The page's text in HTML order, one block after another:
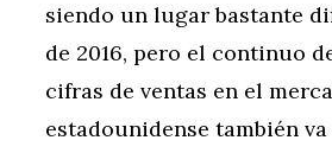
siendo un lugar bastante
de 2016, pero el continuo
cifras de ventas en el
estadounidense también